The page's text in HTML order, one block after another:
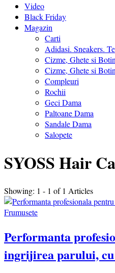
Video
Black Friday
Magazin
Carti
Adidasi. Sneakers.
Cizme, Ghete si
Cizme, Ghete si
Compleuri
Rochii
Geci Dama
Paltoane Dama
Sandale Dama
Salopete
SYOSS Hair
Showing: 1 - 1 of 1 Articles
Frumusete
Performanta
ingrijirea parului, cu